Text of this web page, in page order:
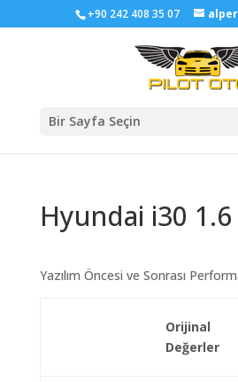
+90 242 408 35 07
Bir Sayfa Seçin
Hyundai i30 1.6
Yazılım Öncesi ve Sonrası
Orijinal
Değerler